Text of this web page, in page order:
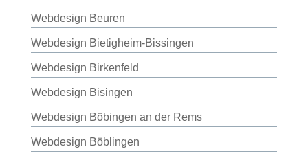
Webdesign Beuren
Webdesign Bietigheim-Bissingen
Webdesign Birkenfeld
Webdesign Bisingen
Webdesign Böbingen an der Rems
Webdesign Böblingen